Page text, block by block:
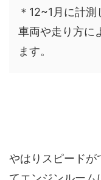
＊12~1月に計
車両や走り方に
ます。
やはりスピードが